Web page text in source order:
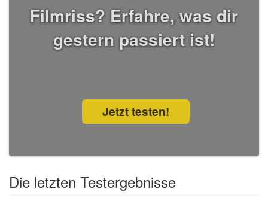
Filmriss? Erfahre, was dir
gestern passiert ist!
Jetzt testen!
Die letzten Testergebnisse